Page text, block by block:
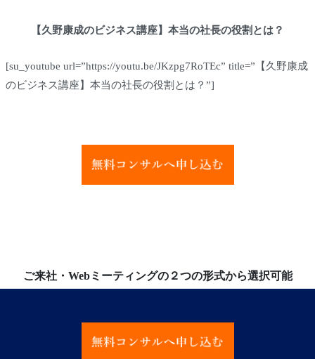
【久野康成のビジネス講座】本当の社長の役割とは？
[su_youtube url=”https://youtu.be/JKzpg7RoTEc” title=”【久野康成
のビジネス講座】本当の社長の役割とは？”]
ご来社・Webミーティングの２つの形式から選択可能